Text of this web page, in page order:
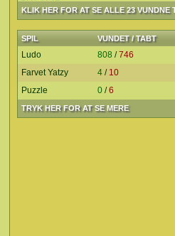
KLIK HER FOR AT SE ALLE 23 VUNDNE
SPIL VUNDET / TABT
TRYK HER FOR AT SE MERE
Ludo 808 /746
Farvet Yatzy
4 / 10
Puzzle
0 /6